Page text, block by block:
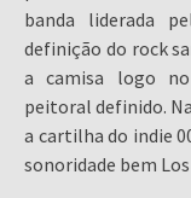
banda liderada
definição do rock
a camisa logo
peitoral definido.
a cartilha do indie
sonoridade bem